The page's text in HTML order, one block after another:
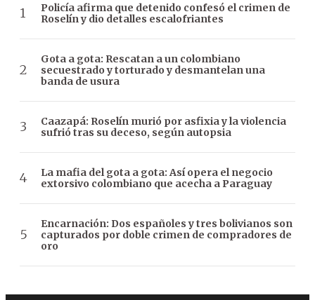
Policía afirma que detenido confesó el crimen de
Roselín y dio detalles escalofriantes
Gota a gota: Rescatan a un colombiano
secuestrado y torturado y desmantelan una
banda de usura
Caazapá: Roselín murió por asfixia y la violencia
sufrió tras su deceso, según autopsia
La mafia del gota a gota: Así opera el negocio
extorsivo colombiano que acecha a Paraguay
Encarnación: Dos españoles y tres bolivianos son
capturados por doble crimen de compradores de
oro